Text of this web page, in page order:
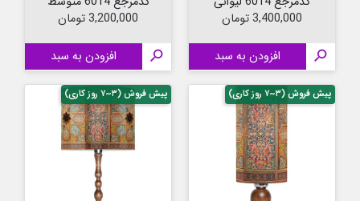
قیمت
3,400,000 تومان
 افزودن به سبد
قیمت
3,200,000 تومان
 افزودن به سبد
پیش فروش (۳~۷ روز کاری) پیش فروش (۳~۷ روز کاری)